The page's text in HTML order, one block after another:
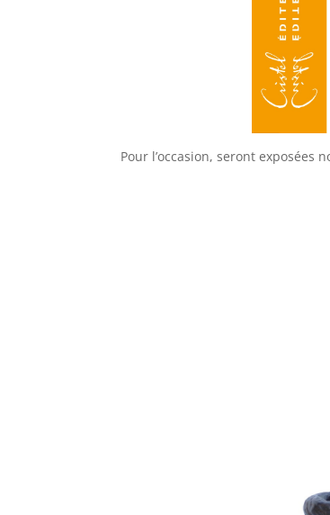
Pour l’occasion, seront